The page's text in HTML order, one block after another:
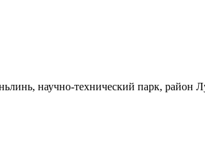
научно-технический парк, район